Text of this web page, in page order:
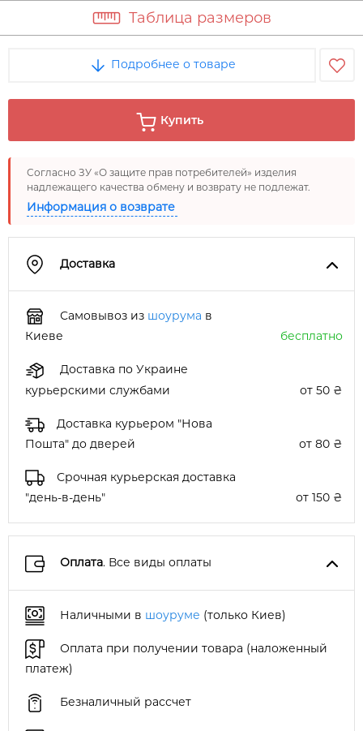
Таблица размеров
Подробнее о товаре
Купить
Согласно ЗУ «О защите прав потребителей» изделия
надлежащего качества обмену и возврату не подлежат.
Информация о возврате
Доставка
Самовывоз из шоурума в
Киеве
бесплатно
Доставка по Украине
курьерскими службами
от 50 ₴
Доставка курьером "Нова
Пошта" до дверей
от 80 ₴
Срочная курьерская доставка
"день-в-день"
от 150 ₴
Оплата. Все виды оплаты
Наличными в шоуруме (только Киев)
Оплата при получении товара (наложенный
платеж)
Безналичный рассчет